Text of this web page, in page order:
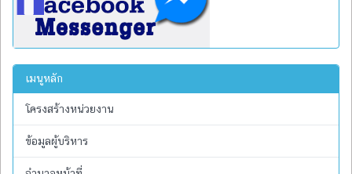
เมนูหลัก
โครงสร้างหน่วยงาน
ข้อมูลผู้บริหาร